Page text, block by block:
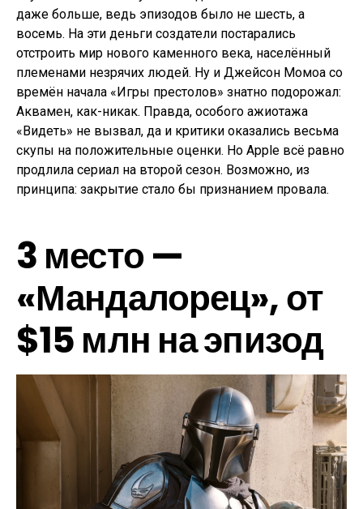
даже больше, ведь эпизодов было не шесть, а
восемь. На эти деньги создатели постарались
отстроить мир нового каменного века, населённый
племенами незрячих людей. Ну и Джейсон Момоа со
времён начала «Игры престолов» знатно подорожал:
Аквамен, как-никак. Правда, особого ажиотажа
«Видеть» не вызвал, да и критики оказались весьма
скупы на положительные оценки. Но Apple всё равно
продлила сериал на второй сезон. Возможно, из
принципа: закрытие стало бы признанием провала.
3 место —
«Мандалорец», от
$15 млн на эпизод